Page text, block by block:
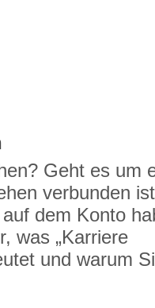
Geht es um
verbunden
dem Konto
was „Karriere
und warum